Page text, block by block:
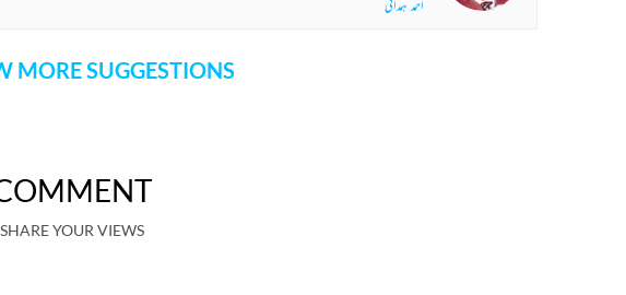
احمد ہمدانی
MORE SUGGESTIONS
SHARE YOUR VIEWS